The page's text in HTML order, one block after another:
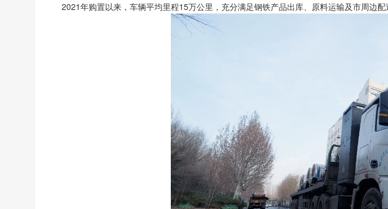
2021年购置以来，车辆平均里程15万公里，充分满足钢铁产品出库、原料运输及市周边